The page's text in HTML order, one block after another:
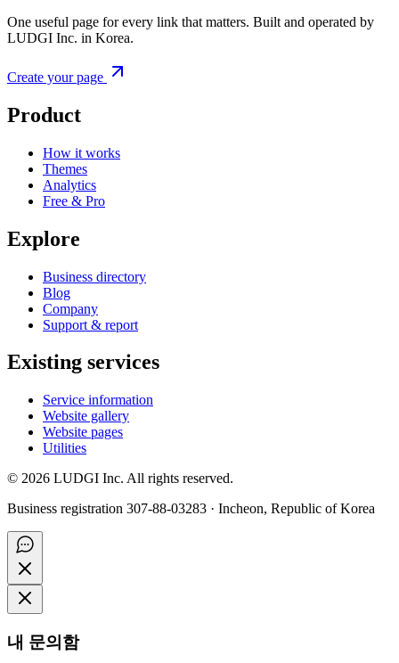
One useful page for every link that matters. Built and operated by
LUDGI Inc. in Korea.
Create your page
Product
How it works
Themes
Analytics
Free & Pro
Explore
Business directory
Blog
Company
Support & report
Existing services
Service information
Website gallery
Website pages
Utilities
© 2026 LUDGI Inc. All rights reserved.
Business registration 307-88-03283 · Incheon, Republic of Korea
내 문의함